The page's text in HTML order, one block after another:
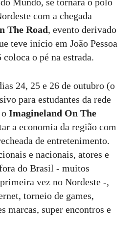
com a chegada
The Road, evento derivado
teve início em João Pessoa
coloca o pé na estrada.
24, 25 e 26 de outubro (o
para estudantes da rede
Imagineland On The
a economia da região com
de entretenimento.
e nacionais, atores e
do Brasil - muitos
vez no Nordeste -,
torneio de games,
marcas, super encontros e